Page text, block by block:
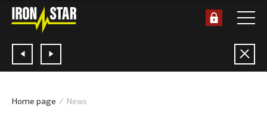
Home page News